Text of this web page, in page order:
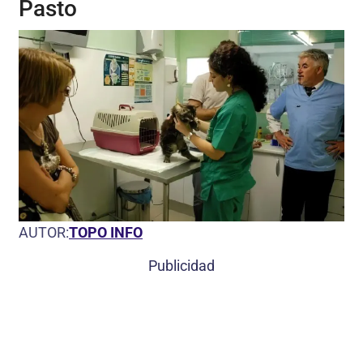
Pasto
AUTOR:TOPO INFO
Publicidad